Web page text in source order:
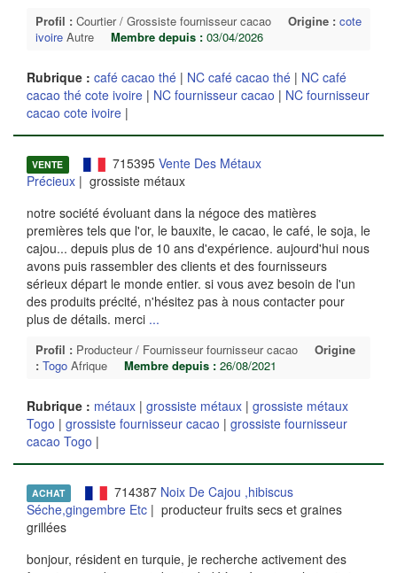
Profil : Courtier / Grossiste fournisseur cacao Origine : cote
ivoire Autre Membre depuis : 03/04/2026
Rubrique : café cacao thé | NC café cacao thé | NC café
cacao thé cote ivoire | NC fournisseur cacao | NC fournisseur
cacao cote ivoire |
VENTE 715395 Vente Des Métaux
Précieux | grossiste métaux
notre société évoluant dans la négoce des matières
premières tels que l'or, le bauxite, le cacao, le café, le soja, le
cajou... depuis plus de 10 ans d'expérience. aujourd'hui nous
avons puis rassembler des clients et des fournisseurs
sérieux départ le monde entier. si vous avez besoin de l'un
des produits précité, n'hésitez pas à nous contacter pour
plus de détails. merci ...
Profil : Producteur / Fournisseur fournisseur cacao
Origine
: Togo Afrique Membre depuis : 26/08/2021
Rubrique : métaux | grossiste métaux | grossiste métaux
Togo | grossiste fournisseur cacao | grossiste fournisseur
cacao Togo |
ACHAT 714387 Noix De Cajou ,hibiscus
Séche,gingembre Etc | producteur fruits secs et graines
grillées
bonjour, résident en turquie, je recherche activement des